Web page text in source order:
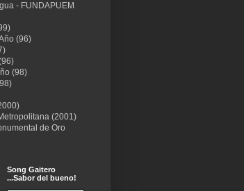
- FUNDAPUEM
(96)
(98)
(2001)
de Oro
Song Gaitero
...Sabor del bueno!